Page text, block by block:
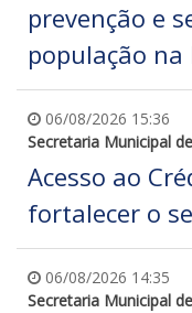
prevenção e
população na
06/08/2026 15:36
Secretaria Municipal
Acesso ao
fortalecer o
06/08/2026 14:35
Secretaria Municipal